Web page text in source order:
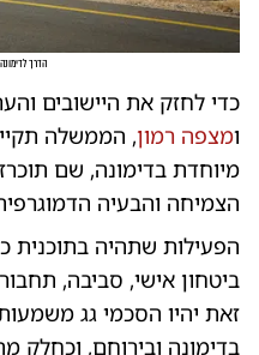
הדרך לדימונה
כדי לחזק את היישובים
ומצפה רמון, הממשלה
מיוחדת בדימונה, שם
הצמיחה והבעיה
הפעילות שתהיה בתוכנית
ביטחון אישי, סביבה,
זאת יהיו הסכמי גג
בדימונה ובירוחם, וכחלק